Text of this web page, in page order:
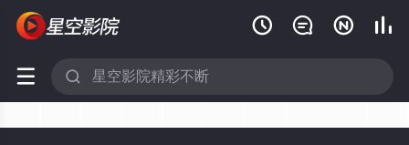
   
 